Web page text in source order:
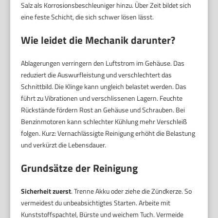
Salz als Korrosionsbeschleuniger hinzu. Über Zeit bildet sich
eine feste Schicht, die sich schwer lösen lässt.
Wie leidet die Mechanik darunter?
Ablagerungen verringern den Luftstrom im Gehäuse. Das
reduziert die Auswurfleistung und verschlechtert das
Schnittbild. Die Klinge kann ungleich belastet werden. Das
führt zu Vibrationen und verschlissenen Lagern. Feuchte
Rückstände fördern Rost an Gehäuse und Schrauben. Bei
Benzinmotoren kann schlechter Kühlung mehr Verschleiß
folgen. Kurz: Vernachlässigte Reinigung erhöht die Belastung
und verkürzt die Lebensdauer.
Grundsätze der Reinigung
Sicherheit zuerst. Trenne Akku oder ziehe die Zündkerze. So
vermeidest du unbeabsichtigtes Starten. Arbeite mit
Kunststoffspachtel, Bürste und weichem Tuch. Vermeide